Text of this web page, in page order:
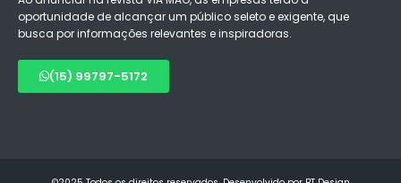
oportunidade de alcançar um público seleto e exigente, que
busca por informações relevantes e inspiradoras.
(15) 99797-5172